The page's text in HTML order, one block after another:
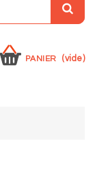
PANIER (vide)